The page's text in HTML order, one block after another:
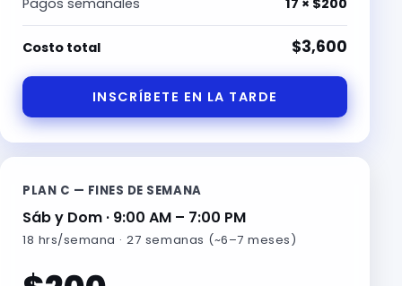
Costo total $3,600
INSCRÍBETE EN LA TARDE
PLAN C — FINES DE SEMANA
Sáb y Dom · 9:00 AM – 7:00 PM
18 hrs/semana · 27 semanas (~6–7 meses)